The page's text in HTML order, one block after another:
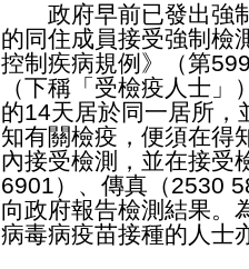
政府早前已發出強制
的同住成員接受強制檢
控制疾病規例》（第
（下稱「受檢疫人士
的14天居於同一居所，
知有關檢疫，便須在得
內接受檢測，並在接受
6901）、傳真（2530
向政府報告檢測結果。
病毒病疫苗接種的人士